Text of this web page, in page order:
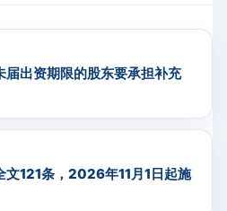
届出资期限的股东要承担补充
文121条，2026年11月1日起施